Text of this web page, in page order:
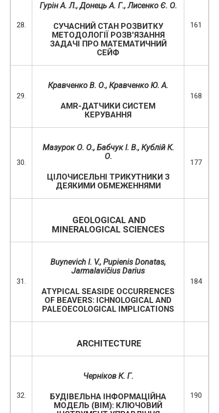
28.
Гурін А. Л., Донець А. Г.,Лисенко Є. О.
СУЧАСНИЙ СТАН РОЗВИТКУ
МЕТОДОЛОГІЇ РОЗВ’ЯЗАННЯ
ЗАДАЧІ ПРО МАТЕМАТИЧНИЙ
СЕЙФ
161
29.
Кравченко В. О., Кравченко Ю. А.
AMR-ДАТЧИКИ СИСТЕМ
КЕРУВАННЯ
168
30.
Мазурок О. О., Бабчук І. В., Кублій К.
О.
ЦІЛОЧИСЕЛЬНІ ТРИКУТНИКИ З
ДЕЯКИМИ ОБМЕЖЕННЯМИ
177
GEOLOGICAL AND
MINERALOGICAL SCIENCES
31.
Buynevich I. V., Pupienis Donatas,
Jarmalavičius Darius
ATYPICAL SEASIDE OCCURRENCES
OF BEAVERS: ICHNOLOGICAL AND
PALEOECOLOGICAL IMPLICATIONS
184
ARCHITECTURE
32.
Черніков К. Г.
БУДІВЕЛЬНА ІНФОРМАЦІЙНА
МОДЕЛЬ (BIM): КЛЮЧОВИЙ
190